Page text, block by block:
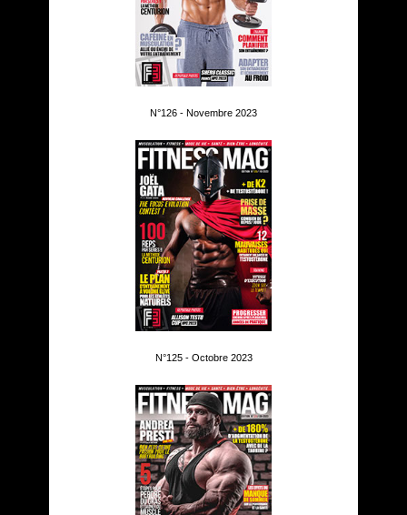
N°126 - Novembre 2023
N°125 - Octobre 2023